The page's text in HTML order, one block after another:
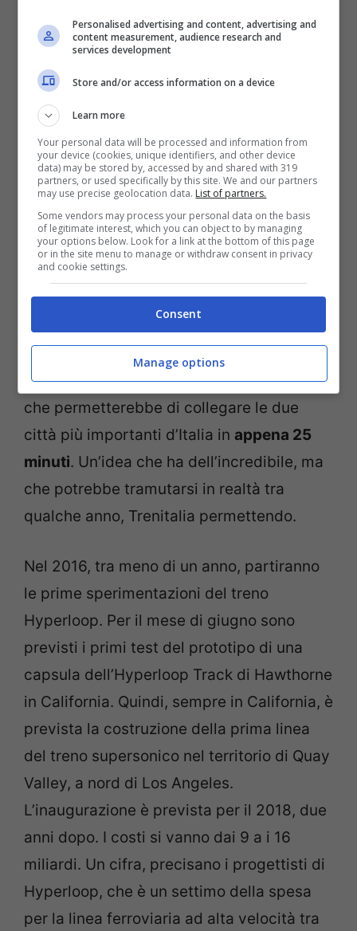
sofisticato sistema di rilevazione di
terroristici.
L’ideazione del treno avveniristico è del
magnate sudafricano Elon Musk, fondatore
di Tesla. Al progetto lavora un team di oltre
300 ingegneri da tutto il mondo, tra cui
l’italiano Gabriele Gresta, uno dei fondatori
della milanese Digital Magics, incubatore
di start-up digitali italiane.
Proprio Gresta lancia l’ipotesi di una linea
del treno supersonicotra Milano e Roma
che permetterebbe di collegare le due
città più importanti d’Italia in appena 25
minuti. Un’idea che ha dell’incredibile, ma
che potrebbe tramutarsi in realtà tra
qualche anno, Trenitalia permettendo.
Nel 2016, tra meno di un anno, partiranno
le prime sperimentazioni del treno
Hyperloop. Per il mese di giugno sono
previsti i primi test del prototipo di una
capsula dell’Hyperloop Track di Hawthorne
in California. Quindi, sempre in California, è
prevista la costruzione della prima linea
del treno supersonico nel territorio di Quay
Valley, a nord di Los Angeles.
L’inaugurazione è prevista per il 2018, due
anni dopo. I costi si vanno dai 9 a i 16
miliardi. Un cifra, precisano i progettisti di
Hyperloop, che è un settimo della spesa
per la linea ferroviaria ad alta velocità tra
Personalised advertising and content, advertising and
content measurement, audience research and
services development
Store and/or access information on a device
Learn more
Your personal data will be processed and information from
your device (cookies, unique identifiers, and other device
data) may be stored by, accessed by and shared with 319
partners, or used specifically by this site. We and our partners
may use precise geolocation data. List of partners.
Some vendors may process your personal data on the basis
of legitimate interest, which you can object to by managing
your options below. Look for a link at the bottom of this page
or in the site menu to manage or withdraw consent in privacy
and cookie settings.
Consent
Manage options